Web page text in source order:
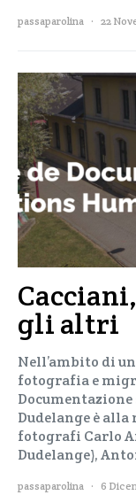
passaparolina 22
gli altri
Nell’ambito di
fotografia e
Dudelange è
fotografi Carlo
Dudelange),
passaparolina 6